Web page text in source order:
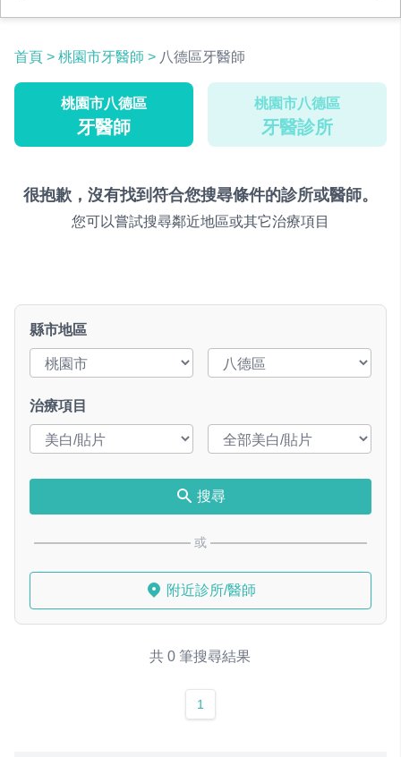
首頁 > 桃園市牙醫師 > 八德區牙醫師
桃園市八德區
牙醫師
桃園市八德區
牙醫診所
很抱歉，沒有找到符合您搜尋條件的診所或醫師。
您可以嘗試搜尋鄰近地區或其它治療項目
縣市地區
治療項目
搜尋
或
附近診所/醫師
共 0 筆搜尋結果
1